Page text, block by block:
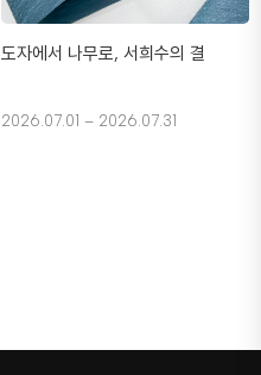
도자에서 나무로, 서희수의 결
2026.07.01 – 2026.07.31